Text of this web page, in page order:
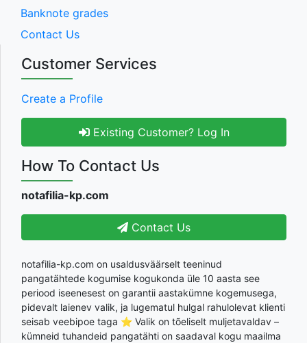
Banknote grades
Contact Us
Customer Services
Create a Profile
Existing Customer? Log In
How To Contact Us
notafilia-kp.com
Contact Us
notafilia-kp.com on usaldusväärselt teeninud
pangatähtede kogumise kogukonda üle 10 aasta see
periood iseenesest on garantii aastakümne kogemusega,
pidevalt laienev valik, ja lugematul hulgal rahulolevat klienti
seisab veebipoe taga ⭐ Valik on tõeliselt muljetavaldav –
kümneid tuhandeid pangatähti on saadaval kogu maailma